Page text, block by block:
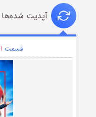
آپدیت شده‌ها
قسمت ۱ (زیرنویس)